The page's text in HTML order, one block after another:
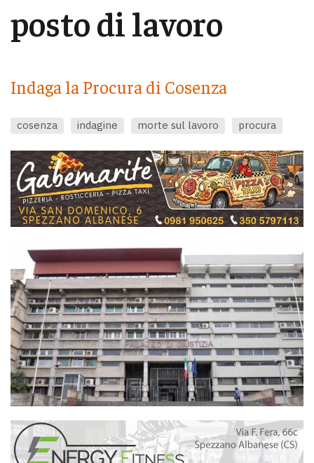
posto di lavoro
Indaga la Procura di Cosenza
cosenza indagine morte sul lavoro procura